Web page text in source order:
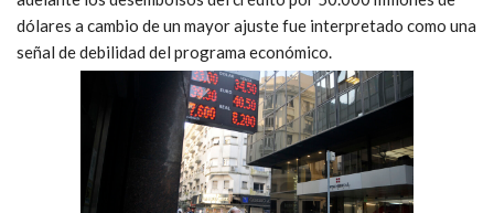
dólares a cambio de un mayor ajuste fue interpretado como una
señal de debilidad del programa económico.